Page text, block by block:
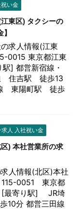
い金
東区) タクシーの
求人情報(江東
東京都江東
] 都営新宿線・
住吉駅 徒歩13
東陽町駅 徒歩
人 入社祝い金
) 本社営業所の求
人情報(北区)本社
0051 東京都
[最寄り駅] JR埼
分 都営三田線